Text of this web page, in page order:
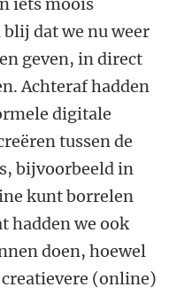
iets moois
dat we nu weer
geven, in direct
Achteraf hadden
digitale
tussen de
bijvoorbeeld in
kunt borrelen
hadden we ook
doen, hoewel
(online)